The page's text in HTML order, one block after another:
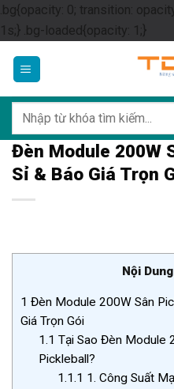
.bg{opacity: 0; transition:
1s;} .bg-loaded{opacity: 1;}Skip
kiếm:
Đèn Module 200W
Sỉ & Báo Giá Trọn
Nội
1 Đèn Module 200W Sân
Giá Trọn Gói
1.1 Tại Sao Đèn Module
Pickleball?
1.1.1 1. Công Suất